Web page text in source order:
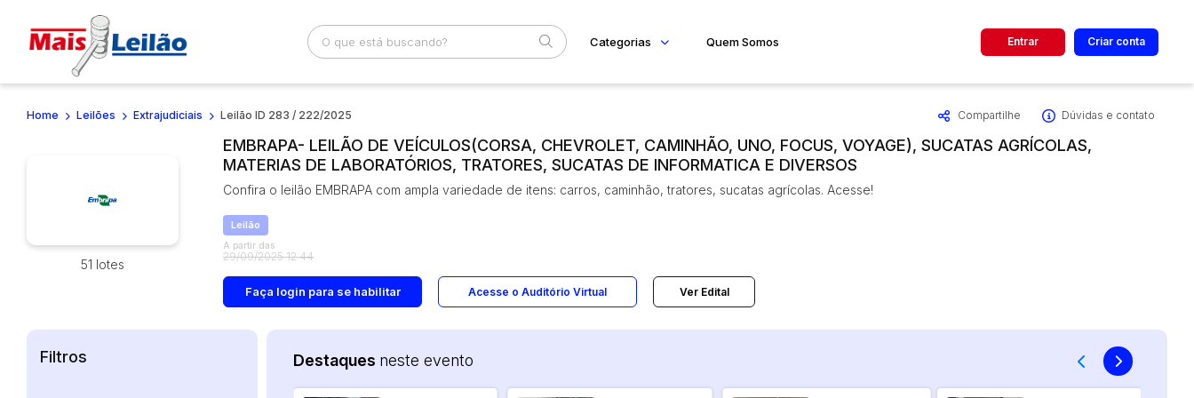
Busca por palavra-chave Categoria Cidade
Comitente Faixa de valor
Categorias
Casas
Lote
Ponto Comercial
Rural
Veículos
Carros
Quem Somos
Eventos
Fale Conosco
Entrar Criar conta
Home Leilões Extrajudiciais Leilão ID 283 / 222/2025 Compartilhe Dúvidas e contato
51 lotes
EMBRAPA- LEILÃO DE VEÍCULOS(CORSA, CHEVROLET, CAMINHÃO, UNO, FOCUS, VOYAGE), SUCATAS AGRÍCOLAS,
MATERIAS DE LABORATÓRIOS, TRATORES, SUCATAS DE INFORMATICA E DIVERSOS
Confira o leilão EMBRAPA com ampla variedade de itens: carros, caminhão, tratores, sucatas agrícolas. Acesse!
Leilão
A partir das
29/09/2025 12:44
Faça login para se habilitar Acesse o Auditório Virtual Ver Edital
Filtros Destaques neste evento